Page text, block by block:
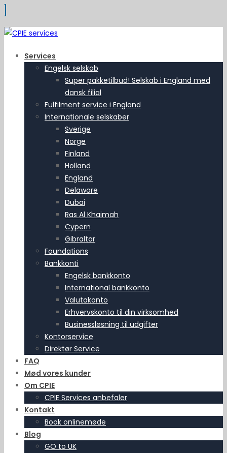
Services
Engelsk selskab
Super pakketilbud! Selskab i England med
dansk filial
Fulfilment service i England
Internationale selskaber
Sverige
Norge
Finland
Holland
England
Delaware
Dubai
Ras Al Khaimah
Cypern
Gibraltar
Foundations
Bankkonti
Engelsk bankkonto
International bankkonto
Valutakonto
Erhvervskonto til din virksomhed
Businessløsning til udgifter
Kontorservice
Direktør Service
FAQ
Mød vores kunder
Om CPIE
CPIE Services anbefaler
Kontakt
Book onlinemøde
Blog
GO to UK